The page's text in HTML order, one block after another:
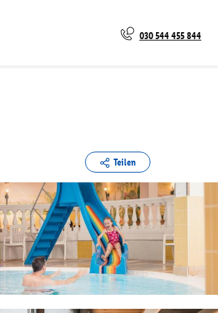
030 544 455 844
Teilen